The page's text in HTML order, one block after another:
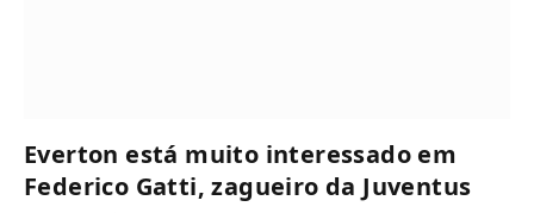
Everton está muito interessado em
Federico Gatti, zagueiro da Juventus